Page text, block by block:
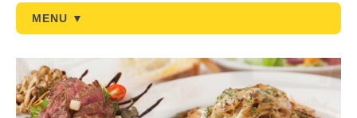
MENU ▼